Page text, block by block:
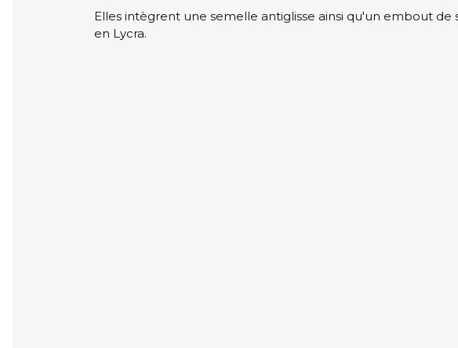
Elles intègrent une semelle antiglisse ainsi qu'un embout
en Lycra.